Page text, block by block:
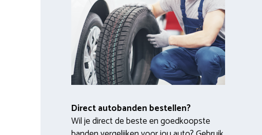
Direct autobanden bestellen?
Wil je direct de beste en goedkoopste